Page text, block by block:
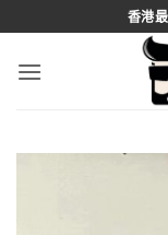
to
content
香港